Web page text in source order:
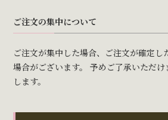
ご注文の集中について
ご注文が集中した場合、ご注文が確定し
場合がございます。 予めご了承いただ
します。